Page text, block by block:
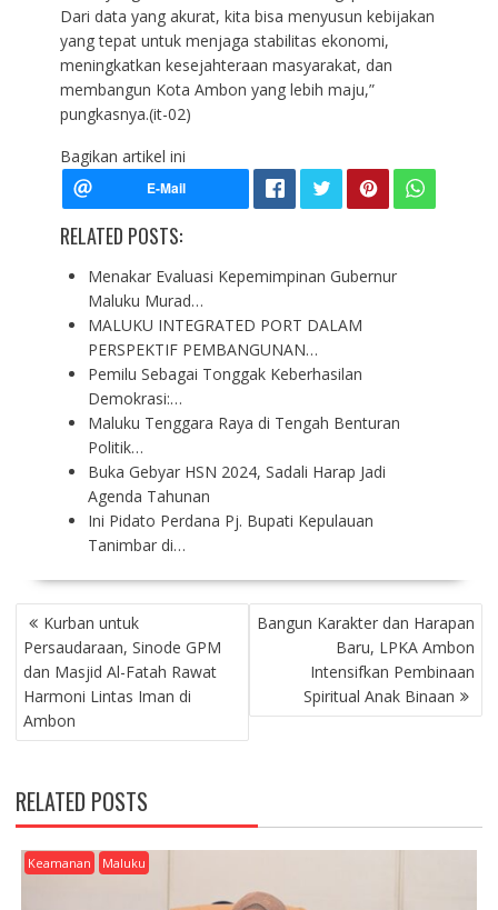
Dari data yang akurat, kita bisa menyusun kebijakan
yang tepat untuk menjaga stabilitas ekonomi,
meningkatkan kesejahteraan masyarakat, dan
membangun Kota Ambon yang lebih maju,”
pungkasnya.(it-02)
Bagikan artikel ini
RELATED POSTS:
Menakar Evaluasi Kepemimpinan Gubernur
Maluku Murad…
MALUKU INTEGRATED PORT DALAM
PERSPEKTIF PEMBANGUNAN…
Pemilu Sebagai Tonggak Keberhasilan
Demokrasi:…
Maluku Tenggara Raya di Tengah Benturan
Politik…
Buka Gebyar HSN 2024, Sadali Harap Jadi
Agenda Tahunan
Ini Pidato Perdana Pj. Bupati Kepulauan
Tanimbar di…
P
O
S
T
N
A
I
G
A
T
Kurban untuk
Persaudaraan, Sinode GPM
dan Masjid Al-Fatah Rawat
Harmoni Lintas Iman di
Ambon
Bangun Karakter dan Harapan
Baru, LPKA Ambon
Intensifkan Pembinaan
Spiritual Anak Binaan
RELATED POSTS
Keamanan Maluku